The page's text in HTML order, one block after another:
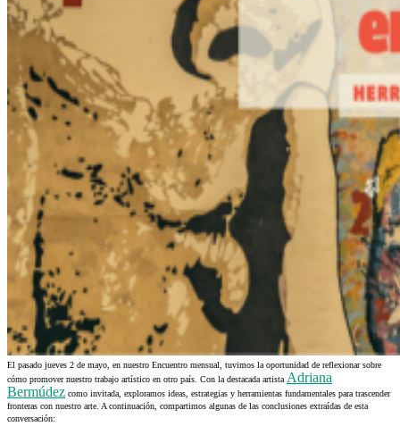
El pasado jueves 2 de mayo, en nuestro Encuentro mensual, tuvimos la oportunidad de reflexionar sobre
cómo promover nuestro trabajo artístico en otro país. Con la destacada artista Adriana
Bermúdez como invitada, exploramos ideas, estrategias y herramientas fundamentales para trascender
fronteras con nuestro arte. A continuación, compartimos algunas de las conclusiones extraídas de esta
conversación: